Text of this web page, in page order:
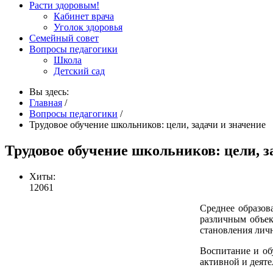
Расти здоровым!
Кабинет врача
Уголок здоровья
Семейный совет
Вопросы педагогики
Школа
Детский сад
Вы здесь:
Главная /
Вопросы педагогики /
Трудовое обучение школьников: цели, задачи и значение
Трудовое обучение школьников: цели,
Хиты:
12061
Среднее
различным
становления
Воспитание и
активной и